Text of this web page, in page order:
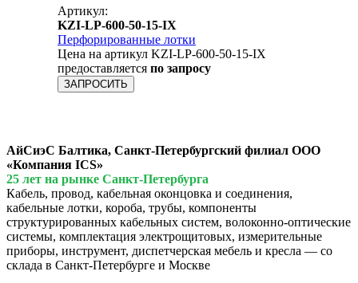
Артикул:
KZI-LP-600-50-15-IX
Перфорированные лотки
Цена на артикул KZI-LP-600-50-15-IX
предоставляется по запросу
ЗАПРОСИТЬ
АйСиэС Балтика, Санкт-Петербургский филиал ООО
«Компания ICS»
25 лет на рынке Санкт-Петербурга
Кабель, провод, кабельная оконцовка и соединения,
кабельные лотки, короба, трубы, компоненты
структурированных кабельных систем, волоконно-оптические
системы, комплектация электрощитовых, измерительные
приборы, инструмент, диспетчерская мебель и кресла — со
склада в Санкт-Петербурге и Москве